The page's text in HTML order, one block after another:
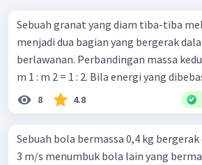
Sebuah granat yang diam tiba-tiba
menjadi dua bagian yang bergerak
berlawanan. Perbandingan massa
m 1 : m 2 = 1 : 2. Bila energi yang
8 4.8
Sebuah bola bermassa 0,4 kg
3 m/s menumbuk bola lain yang